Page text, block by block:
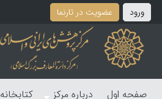
ورود عضویت در تارنما
صفحه اول درباره مرکز کتابخانه